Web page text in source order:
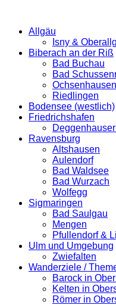
Allgäu
Isny &
Biberach an der Riß
Bad Buchau
Bad
Ochsenhausen
Riedlingen
Bodensee (westlich)
Friedrichshafen
Deggenhauser
Ravensburg
Altshausen
Aulendorf
Bad Waldsee
Bad Wurzach
Wolfegg
Sigmaringen
Bad Saulgau
Mengen
Pfullendorf &
Ulm und Umgebung
Zwiefalten
Wanderziele /
Barock in
Kelten in
Römer in